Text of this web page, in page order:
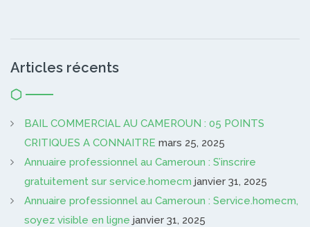
Articles récents
BAIL COMMERCIAL AU CAMEROUN : 05 POINTS
CRITIQUES A CONNAITRE mars 25, 2025
Annuaire professionnel au Cameroun : S’inscrire
gratuitement sur service.homecm janvier 31, 2025
Annuaire professionnel au Cameroun : Service.homecm,
soyez visible en ligne janvier 31, 2025